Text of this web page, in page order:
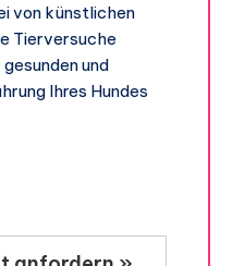
von künstlichen
Tierversuche
und
Ihres Hundes